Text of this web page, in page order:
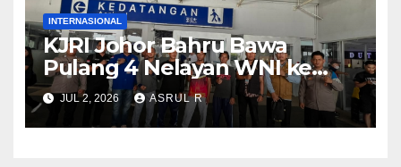
INTERNASIONAL
KJRI Johor Bahru Bawa
Pulang 4 Nelayan WNI ke
Tanah Air
JUL 2, 2026 ASRUL R